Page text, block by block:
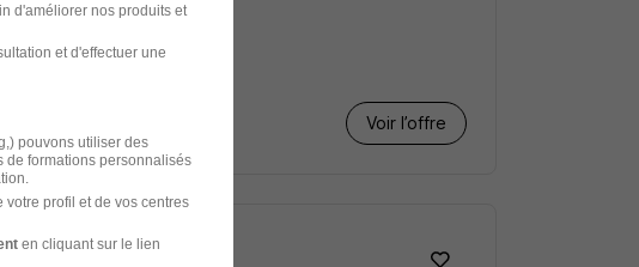
Voir l’offre
d'améliorer nos produits et
et d'effectuer une
pouvons utiliser des
de formations personnalisés
profil et de vos centres
en cliquant sur le lien